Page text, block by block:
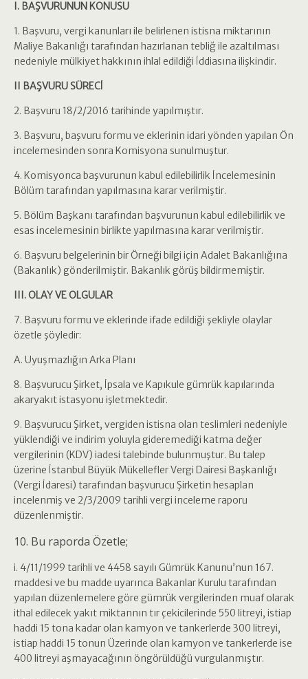
I. BAŞVURUNUN KONUSU
1. Başvuru, vergi kanunları ile belirlenen istisna miktarının
Maliye Bakanlığı tarafından hazırlanan tebliğ ile azaltılması
nedeniyle mülkiyet hakkının ihlal edildiği İddiasına ilişkindir.
II BAŞVURU SÜRECİ
2. Başvuru 18/2/2016 tarihinde yapılmıştır.
3. Başvuru, başvuru formu ve eklerinin idari yönden yapılan Ön
incelemesinden sonra Komisyona sunulmuştur.
4. Komisyonca başvurunun kabul edilebilirlik İncelemesinin
Bölüm tarafından yapılmasına karar verilmiştir.
5. Bölüm Başkanı tarafından başvurunun kabul edilebilirlik ve
esas incelemesinin birlikte yapılmasına karar verilmiştir.
6. Başvuru belgelerinin bir Örneği bilgi için Adalet Bakanlığına
(Bakanlık) gönderilmiştir. Bakanlık görüş bildirmemiştir.
III. OLAY VE OLGULAR
7. Başvuru formu ve eklerinde ifade edildiği şekliyle olaylar
özetle şöyledir:
A. Uyuşmazlığın Arka Planı
8. Başvurucu Şirket, İpsala ve Kapıkule gümrük kapılarında
akaryakıt istasyonu işletmektedir.
9. Başvurucu Şirket, vergiden istisna olan teslimleri nedeniyle
yüklendiği ve indirim yoluyla gideremediği katma değer
vergilerinin (KDV) iadesi talebinde bulunmuştur. Bu talep
üzerine İstanbul Büyük Mükellefler Vergi Dairesi Başkanlığı
(Vergi İdaresi) tarafından başvurucu Şirketin hesaplan
incelenmiş ve 2/3/2009 tarihli vergi inceleme raporu
düzenlenmiştir.
10. Bu raporda Özetle;
i. 4/11/1999 tarihli ve 4458 sayılı Gümrük Kanunu’nun 167.
maddesi ve bu madde uyarınca Bakanlar Kurulu tarafından
yapılan düzenlemelere göre gümrük vergilerinden muaf olarak
ithal edilecek yakıt miktannın tır çekicilerinde 550 litreyi, istiap
haddi 15 tona kadar olan kamyon ve tankerlerde 300 litreyi,
istiap haddi 15 tonun Üzerinde olan kamyon ve tankerlerde ise
400 litreyi aşmayacağının öngörüldüğü vurgulanmıştır.